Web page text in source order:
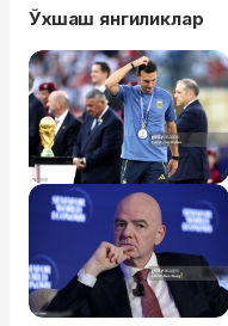
Ўхшаш янгиликлар